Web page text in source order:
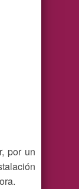
por un